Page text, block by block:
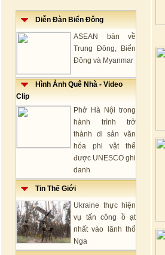
Diễn Đàn Biển Đông
ASEAN bàn về
Trung Đông, Biển
Đông và Myanmar
Hình Ảnh Quê Nhà - Video
Clip
Phở Hà Nội trong
hành trình trở
thành di sản văn
hóa phi vật thể
được UNESCO ghi
danh
Tin Thế Giới
Ukraine thực hiện
vụ tấn công ồ ạt
nhất vào lãnh thổ
Nga